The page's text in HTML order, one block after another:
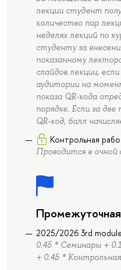
лекции студент
количество пар
неделях лекций по
студенту за
показанному
слайдов лекции,
аудитории на
показа QR-кода
порядке. Если за
QR-код, балл
Контрольная
Проводится в очной
2025/2026 3rd module
0.45 * Семинары +
+ 0.45 *